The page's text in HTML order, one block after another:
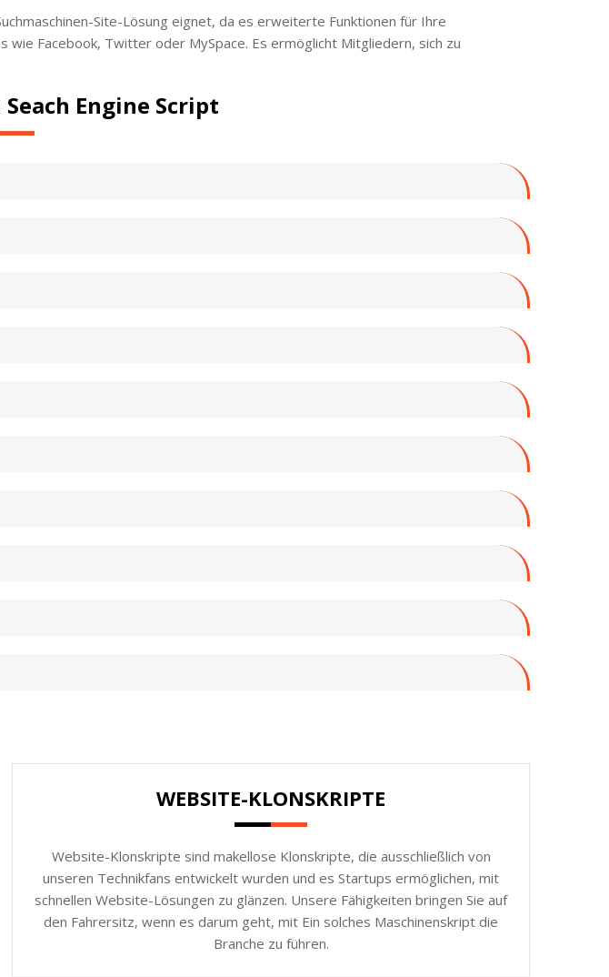
Site-Lösung eignet, da es erweiterte Funktionen für Ihre
Facebook, Twitter oder MySpace. Es ermöglicht Mitgliedern, sich zu
Engine Script
WEBSITE-KLONSKRIPTE
Website-Klonskripte sind makellose Klonskripte, die ausschließlich von
unseren Technikfans entwickelt wurden und es Startups ermöglichen, mit
schnellen Website-Lösungen zu glänzen. Unsere Fähigkeiten bringen Sie auf
den Fahrersitz, wenn es darum geht, mit Ein solches Maschinenskript die
Branche zu führen.